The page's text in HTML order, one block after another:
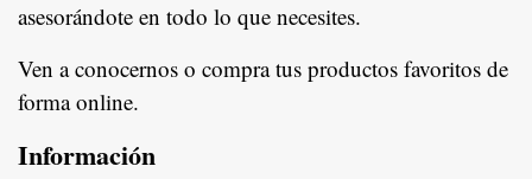
asesorándote en todo lo que necesites.
Ven a conocernos o compra tus productos favoritos de
forma online.
Información